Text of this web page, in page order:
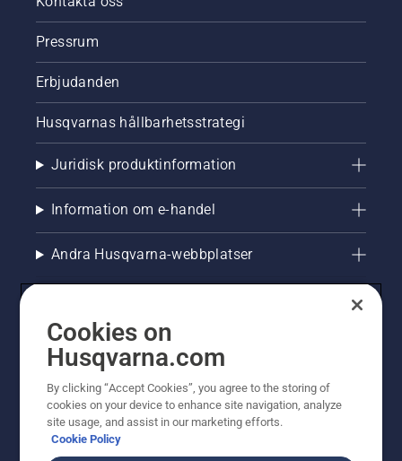
Pressrum
Erbjudanden
Husqvarnas hållbarhetsstrategi
Juridisk produktinformation
Information om e-handel
Andra Husqvarna-webbplatser
© Husqvarna AB (publ). All rights reserved. Priserna
Cookies on
Husqvarna.com
By clicking “Accept Cookies”, you agree to the storing of
cookies on your device to enhance site navigation, analyze
site usage, and assist in our marketing efforts.
Cookie Policy